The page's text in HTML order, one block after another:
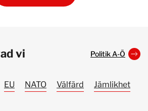
vi
Politik A-Ö
EU NATO Välfärd
Jämlikhet